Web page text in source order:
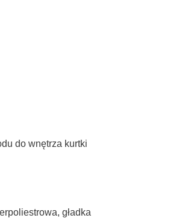
do wnętrza kurtki
gładka